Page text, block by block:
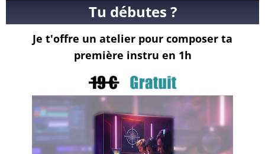
Tu débutes ?
Je t'offre un atelier pour composer ta
première instru en 1h